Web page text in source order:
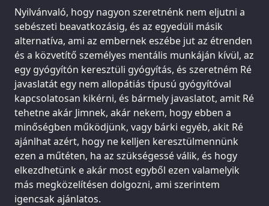
Nyilvánvaló, hogy nagyon szeretnénk nem eljutni a
sebészeti beavatkozásig, és az egyedüli másik
alternatíva, ami az embernek eszébe jut az étrenden
és a közvetítő személyes mentális munkáján kívül, az
egy gyógyítón keresztüli gyógyítás, és szeretném Ré
javaslatát egy nem allopátiás típusú gyógyítóval
kapcsolatosan kikérni, és bármely javaslatot, amit Ré
tehetne akár Jimnek, akár nekem, hogy ebben a
minőségben működjünk, vagy bárki egyéb, akit Ré
ajánlhat azért, hogy ne kelljen keresztülmennünk
ezen a műtéten, ha az szükségessé válik, és hogy
elkezdhetünk e akár most egyből ezen valamelyik
más megközelítésen dolgozni, ami szerintem
igencsak ajánlatos.